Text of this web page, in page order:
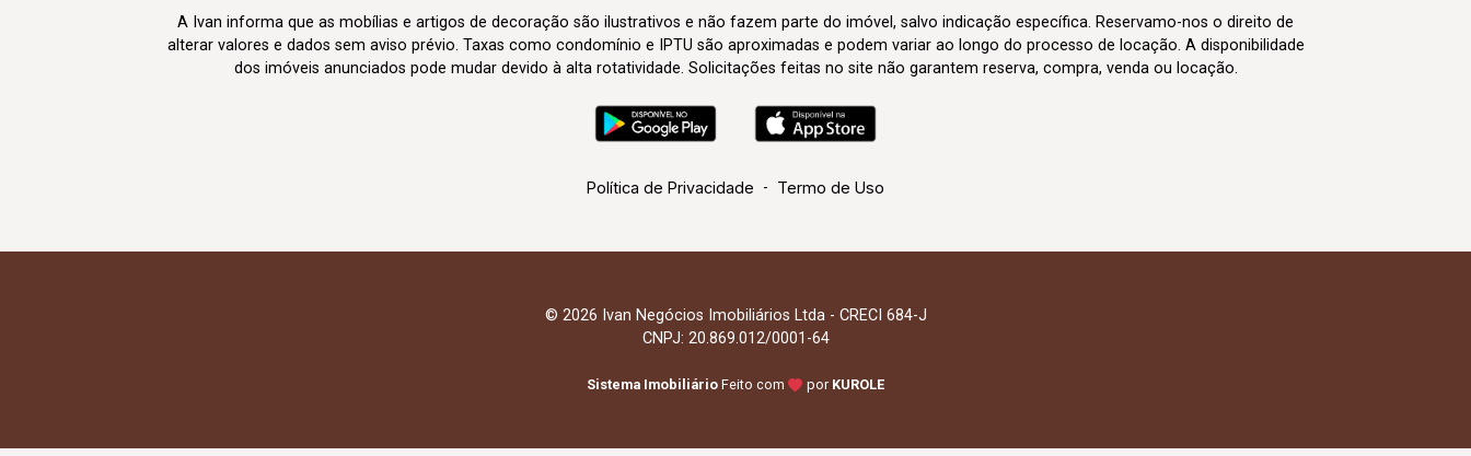
A Ivan informa que as mobílias e artigos de decoração são ilustrativos e não fazem parte do imóvel, salvo indicação específica. Reservamo-nos o direito de
alterar valores e dados sem aviso prévio. Taxas como condomínio e IPTU são aproximadas e podem variar ao longo do processo de locação. A disponibilidade
dos imóveis anunciados pode mudar devido à alta rotatividade. Solicitações feitas no site não garantem reserva, compra, venda ou locação.
Política de Privacidade - Termo de Uso
© 2026 Ivan Negócios Imobiliários Ltda - CRECI 684-J
CNPJ: 20.869.012/0001-64
Sistema Imobiliário Feito com por KUROLE